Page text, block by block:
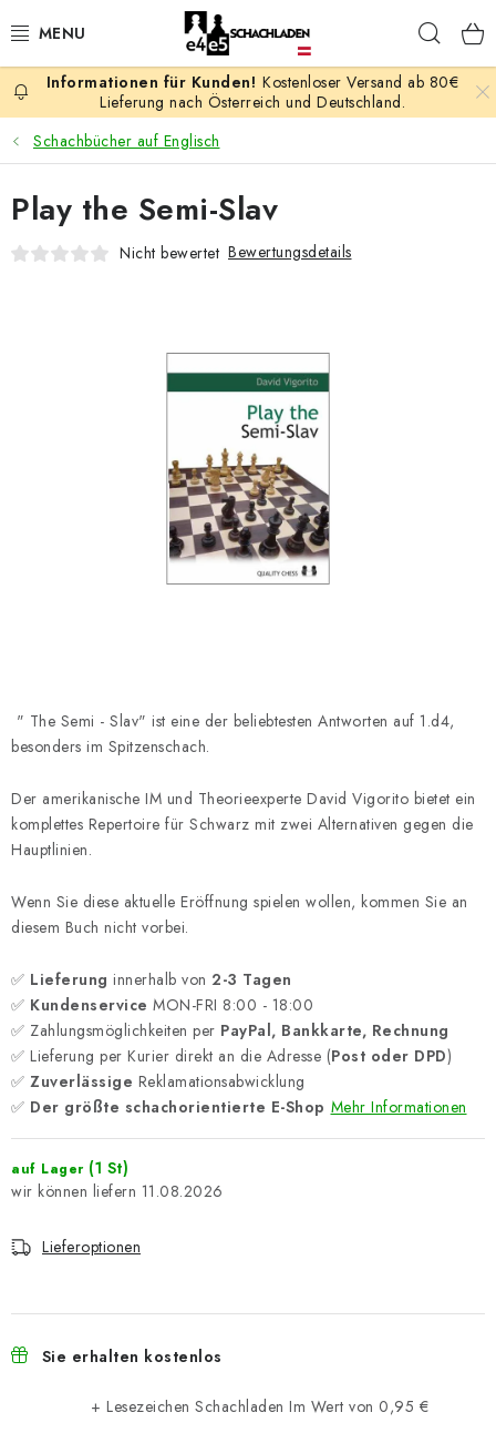
Inhalt
AKTION
SCHACHSPIELE
SCHACHFIGUREN
SCHACHBRETTER
SCHACH-ANTIQUITÄTENLADEN
KONTAKT
Kontakt FAQ Über uns
Schachblog
Geschäftsbedingungen
Kostenloser Versand ab 80€
Lieferung nach Österreich und Deutschland.
Schachbücher auf Englisch
" The Semi - Slav" ist eine der beliebtesten Antworten auf 1.d4,
besonders im Spitzenschach.
Der amerikanische IM und Theorieexperte David Vigorito bietet ein
komplettes Repertoire für Schwarz mit zwei Alternativen gegen die
Hauptlinien.
Wenn Sie diese aktuelle Eröffnung spielen wollen, kommen Sie an
diesem Buch nicht vorbei.
✅ Lieferung innerhalb von 2-3 Tagen
✅ Kundenservice MON-FRI 8:00 - 18:00
✅ Zahlungsmöglichkeiten per PayPal, Bankkarte, Rechnung
✅ Lieferung per Kurier direkt an die Adresse (Post oder DPD)
✅ Zuverlässige Reklamationsabwicklung
✅ Der größte schachorientierte E-Shop Mehr Informationen
auf Lager (1 St)
11.08.2026
Lieferoptionen
Sie erhalten kostenlos
+ Lesezeichen Schachladen Im Wert von 0,95 €
Play the Semi-Slav
Nicht bewertet Bewertungsdetails